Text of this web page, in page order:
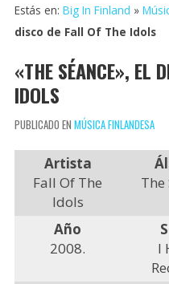
Estás en: Big In Finland »
disco de Fall Of The Idols
«THE SÉANCE», EL
IDOLS
PUBLICADO EN MÚSICA FINLANDESA
Artista
Fall Of The
Idols
The
Año
2008.
I